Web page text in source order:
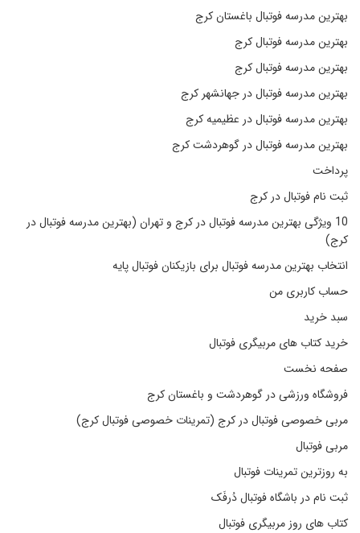
بهترین مدرسه فوتبال باغستان کرج
بهترین مدرسه فوتبال کرج
بهترین مدرسه فوتبال کرج
بهترین مدرسه فوتبال در جهانشهر کرج
بهترین مدرسه فوتبال در عظیمیه کرج
بهترین مدرسه فوتبال در گوهردشت کرج
پرداخت
ثبت نام فوتبال در کرج
10 ویژگی بهترین مدرسه فوتبال در کرج و تهران (بهترین مدرسه فوتبال در
کرج)
انتخاب بهترین مدرسه فوتبال برای بازیکنان فوتبال پایه
حساب کاربری من
سبد خرید
خرید کتاب های مربیگری فوتبال
صفحه نخست
فروشگاه ورزشی در گوهردشت و باغستان کرج
مربی خصوصی فوتبال در کرج (تمرینات خصوصی فوتبال کرج)
مربی فوتبال
به روزترین تمرینات فوتبال
ثبت نام در باشگاه فوتبال دُرفَک
کتاب های روز مربیگری فوتبال